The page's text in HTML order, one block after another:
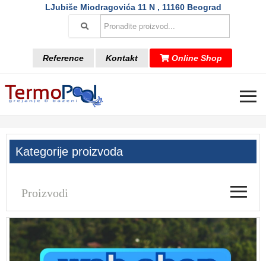
LJubiše Miodragovića 11 N , 11160 Beograd
Reference Kontakt Online Shop
≡
Kategorije proizvoda
Proizvodi ≡